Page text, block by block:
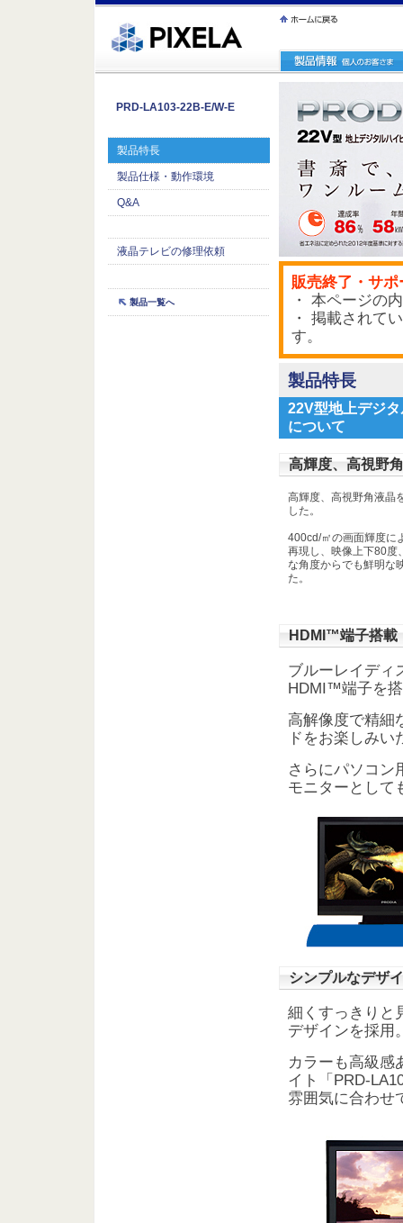
繝ｳ繧ｯ縺ｧ縺吶�
PRD-LA103-22B-E/W-E
製品特長
製品仕様・動作環境
Q&A
液晶テレビの修理依頼
製品一覧へ
販売終了・サポ
・ 本ページの
・ 掲載されて
す。
製品特長
22V型地上デジ
について
高輝度、高視野
高輝度、高視野角液晶
した。
400cd/㎡の画面輝度に
再現し、映像上下80度
な角度からでも鮮明な
た。
HDMI™端子搭載
ブルーレイディ
HDMI™端子を
高解像度で精細
ドをお楽しみ
さらにパソコン
モニターとして
シンプルなデザ
細くすっきりと
デザインを採用
カラーも高級感
イト「PRD-
雰囲気に合わせ